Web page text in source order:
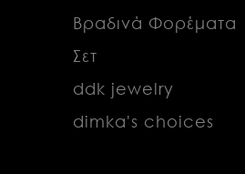
Βραδινά Φορέματα
Σετ
ddk jewelry
dimka's choices